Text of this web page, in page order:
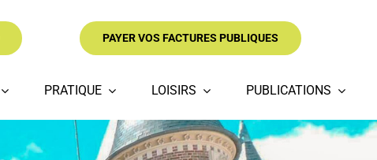
PAYER VOS FACTURES PUBLIQUES
PRATIQUE LOISIRS PUBLICATIONS